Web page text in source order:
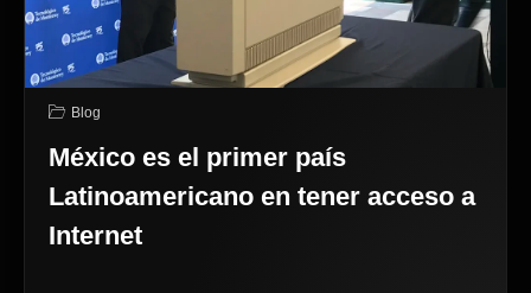
Blog
México es el primer país
Latinoamericano en tener acceso a
Internet